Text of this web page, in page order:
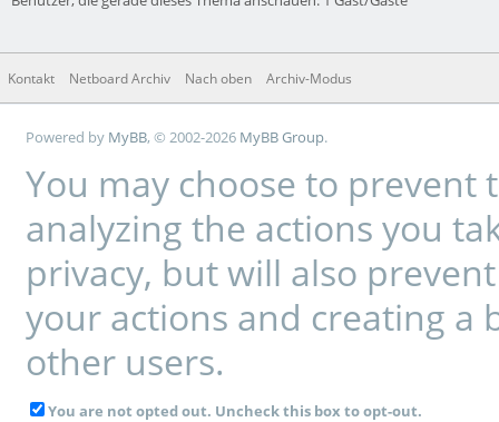
Kontakt Netboard Archiv Nach oben Archiv-Modus
Powered by MyBB, © 2002-2026 MyBB Group.
You may choose to
analyzing the actions you
privacy, but will also
your actions and creating a
other users.
You are not opted out. Uncheck this box to opt-out.